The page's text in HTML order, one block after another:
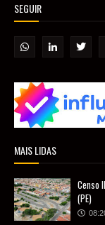
SEGUIR
MAIS LIDAS
Censo
(PE)